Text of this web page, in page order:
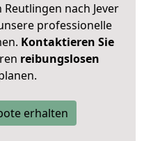
nach Jever
professionelle
Kontaktieren Sie
reibungslosen
erhalten